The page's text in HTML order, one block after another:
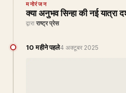
मनोरंजन
क्या अनुभव सिन्हा की नई यात्रा
द्वारा राष्ट्र प्रेस
10 महीने पहले4 अक्टूबर 2025